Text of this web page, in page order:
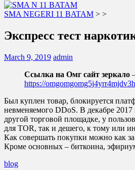
SMA NEGERI 11 BATAM > >
Экспресс тест
March 9, 2019 admin
Ссылка на Омг сайт зеркало
https://
Был куплен товар, блокируется
невменяемого DDoS. В декабре
другой торговой площадке, у
для TOR, так и дешего, к тому или
Как совершать покупки можно как
Кроме основных – биткоина,
blog